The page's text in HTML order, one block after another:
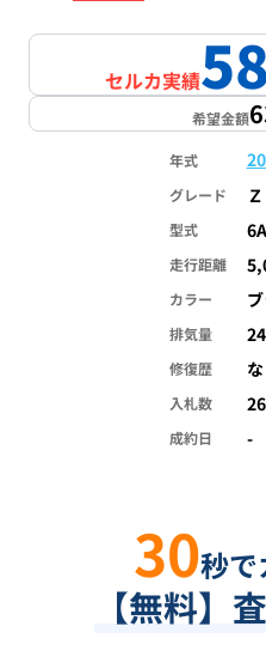
セルカ実績
希望金額
年式
グレード
Ｚ
型式
走行距離
カラー
排気量
修復歴
入札数 26
成約日
-
30秒で
【無料】